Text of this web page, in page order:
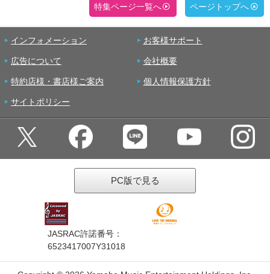
特集ページ一覧へ ページトップへ
インフォメーション お客様サポート
広告について 会社概要
特約店様・書店様ご案内 個人情報保護方針
サイトポリシー
PC版で見る
JASRAC許諾番号：
6523417007Y31018